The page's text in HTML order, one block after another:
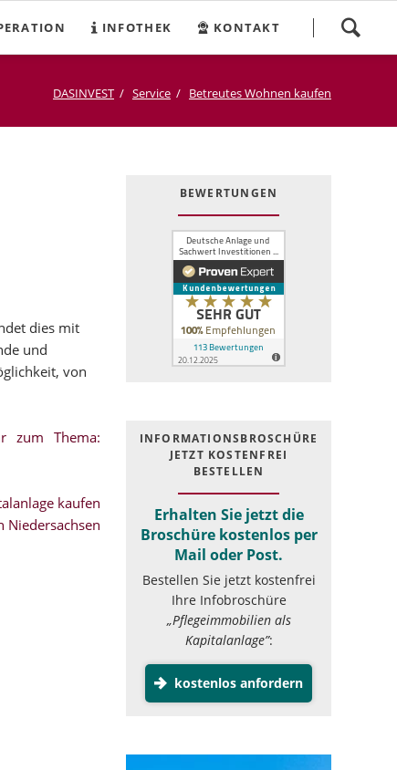
überspringen
INFOTHEK KONTAKT
DASINVEST Service Betreutes Wohnen kaufen
dies mit
und
von
zum Thema:
kaufen
Niedersachsen
BEWERTUNGEN
INFOR­MATIONS­BROSCHÜRE
JETZT KOSTEN­FREI
BESTELLEN
Erhalten Sie jetzt die
Broschüre kostenlos per
Mail oder Post.
Bestellen Sie jetzt kostenfrei
Ihre Infobroschüre
„Pflegeimmobilien als
Kapitalanlage”:
kostenlos anfordern